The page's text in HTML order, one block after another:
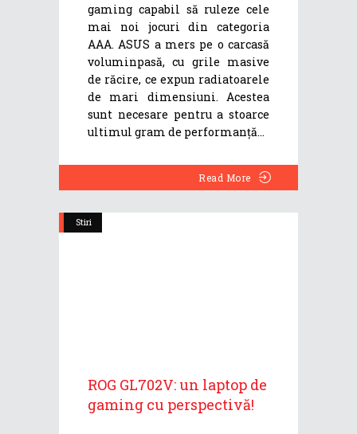
gaming capabil să ruleze cele
mai noi jocuri din categoria
AAA. ASUS a mers pe o carcasă
voluminpasă, cu grile masive
de răcire, ce expun radiatoarele
de mari dimensiuni. Acestea
sunt necesare pentru a stoarce
ultimul gram de performanță
Read More
Stiri
ROG GL702V: un laptop de
gaming cu perspectivă!